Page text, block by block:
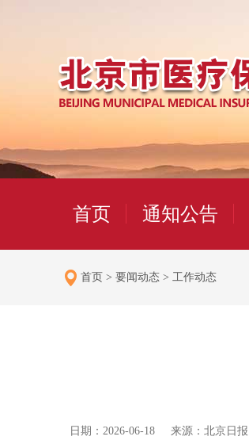
首页 通知公告
首页 > 要闻动态 > 工作动态
日期：2026-06-18 来源：北京日报